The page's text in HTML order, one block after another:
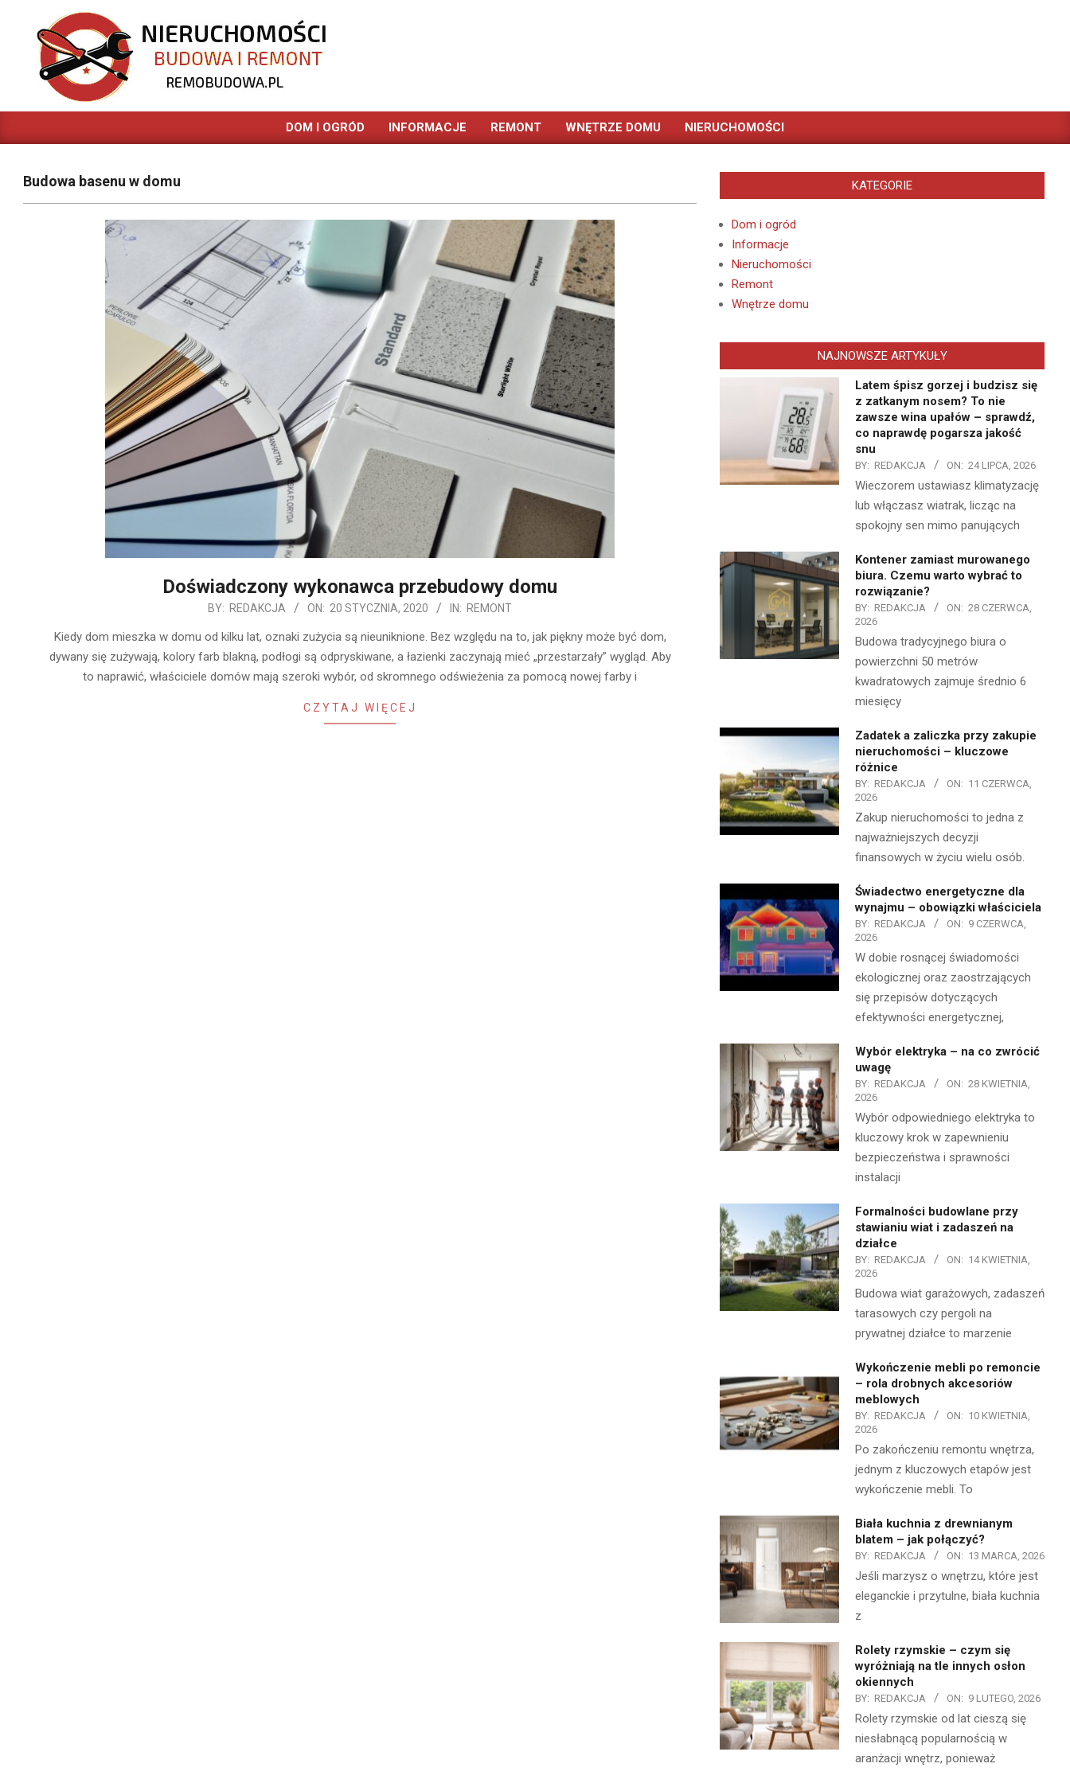
content
REMOBUDOWA.PL
Primary
DOM I OGRÓD INFORMACJE REMONT WNĘTRZE DOMU NIERUCHOMOŚCI
Budowa basenu w domu
Doświadczony wykonawca przebudowy domu
BY: REDAKCJA ON: 20 STYCZNIA, 2020 IN: REMONT
Kiedy dom mieszka w domu od kilku lat, oznaki zużycia są nieuniknione. Bez względu na to, jak piękny może być dom,
dywany się zużywają, kolory farb blakną, podłogi są odpryskiwane, a łazienki zaczynają mieć „przestarzały” wygląd. Aby
to naprawić, właściciele domów mają szeroki wybór, od skromnego odświeżenia za pomocą nowej farby i
CZYTAJ WIĘCEJ
KATEGORIE
Dom i ogród
Informacje
Nieruchomości
Remont
Wnętrze domu
NAJNOWSZE ARTYKUŁY
Latem śpisz gorzej i budzisz się
z zatkanym nosem? To nie
zawsze wina upałów – sprawdź,
co naprawdę pogarsza jakość
snu
BY: REDAKCJA ON: 24 LIPCA, 2026
Wieczorem ustawiasz klimatyzację
lub włączasz wiatrak, licząc na
spokojny sen mimo panujących
Kontener zamiast murowanego
biura. Czemu warto wybrać to
rozwiązanie?
BY: REDAKCJA ON: 28 CZERWCA,
2026
Budowa tradycyjnego biura o
powierzchni 50 metrów
kwadratowych zajmuje średnio 6
miesięcy
Zadatek a zaliczka przy zakupie
nieruchomości – kluczowe
różnice
BY: REDAKCJA ON: 11 CZERWCA,
2026
Zakup nieruchomości to jedna z
najważniejszych decyzji
finansowych w życiu wielu osób.
Świadectwo energetyczne dla
wynajmu – obowiązki właściciela
BY: REDAKCJA ON: 9 CZERWCA,
2026
W dobie rosnącej świadomości
ekologicznej oraz zaostrzających
się przepisów dotyczących
efektywności energetycznej,
Wybór elektryka – na co zwrócić
uwagę
BY: REDAKCJA ON: 28 KWIETNIA,
2026
Wybór odpowiedniego elektryka to
kluczowy krok w zapewnieniu
bezpieczeństwa i sprawności
instalacji
Formalności budowlane przy
stawianiu wiat i zadaszeń na
działce
BY: REDAKCJA ON: 14 KWIETNIA,
2026
Budowa wiat garażowych, zadaszeń
tarasowych czy pergoli na
prywatnej działce to marzenie
Wykończenie mebli po remoncie
– rola drobnych akcesoriów
meblowych
BY: REDAKCJA ON: 10 KWIETNIA,
2026
Po zakończeniu remontu wnętrza,
jednym z kluczowych etapów jest
wykończenie mebli. To
Biała kuchnia z drewnianym
blatem – jak połączyć?
BY: REDAKCJA ON: 13 MARCA, 2026
Jeśli marzysz o wnętrzu, które jest
eleganckie i przytulne, biała kuchnia
z
Rolety rzymskie – czym się
wyróżniają na tle innych osłon
okiennych
BY: REDAKCJA ON: 9 LUTEGO, 2026
Rolety rzymskie od lat cieszą się
niesłabnącą popularnością w
aranżacji wnętrz, ponieważ